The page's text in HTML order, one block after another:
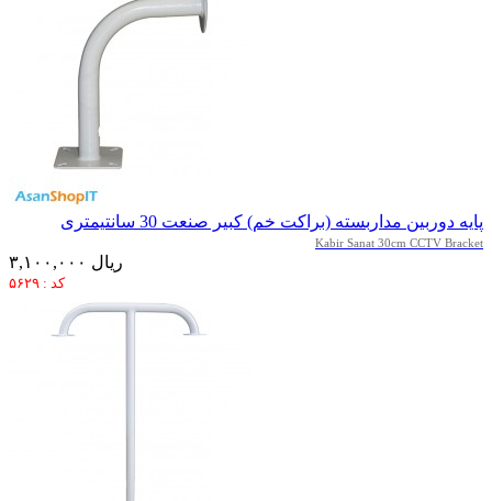
پایه دوربین مداربسته (براکت خم) کبیر صنعت 30 سانتیمتری
Kabir Sanat 30cm CCTV Bracket
۳,۱۰۰,۰۰۰ ریال
کد : ۵۶۲۹